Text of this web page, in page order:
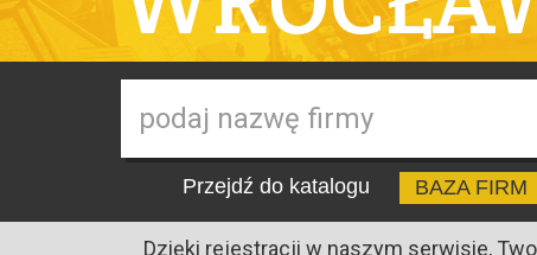
Przejdź do katalogu BAZA FIRM
Dzięki rejestracji w naszym serwisie,